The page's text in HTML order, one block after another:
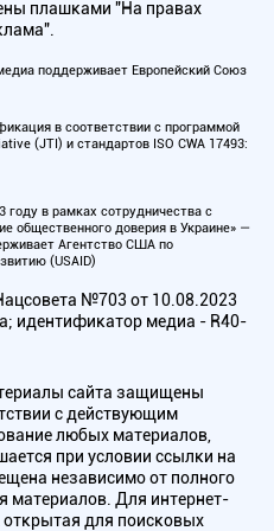
плашками "На правах
поддерживает Европейский Союз
в соответствии с программой
(JTI) и стандартов ISO CWA 17493:
году в рамках сотрудничества с
общественного доверия в Украине» —
Агентство США по
(USAID)
№703 от 10.08.2023
идентификатор медиа - R40-
сайта защищены
с действующим
любых материалов,
при условии ссылки на
независимо от полного
материалов. Для интернет-
для поисковых